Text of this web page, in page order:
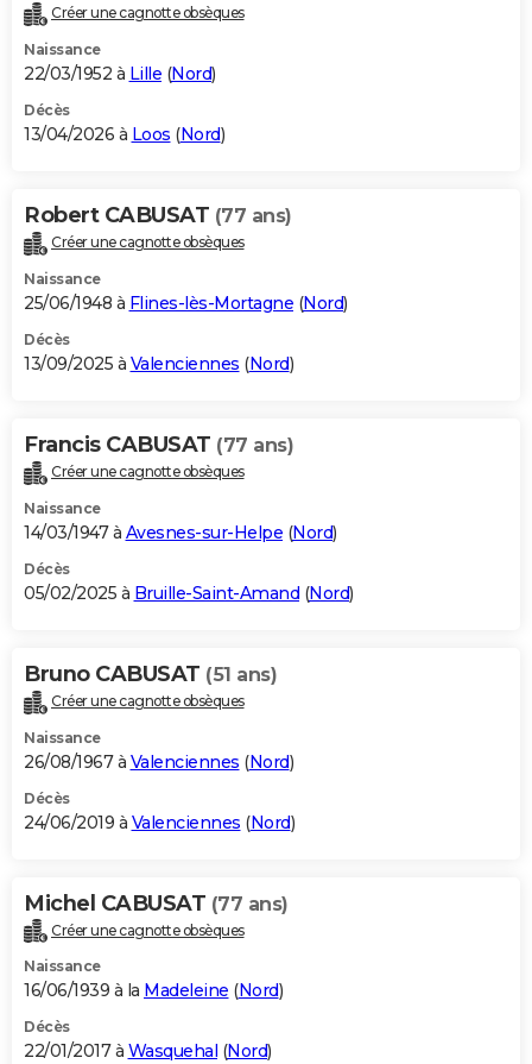
Destinations
City break
Voyage nature
Voyage de noces
Forum
Climat
+PHOTO
GUIDES D'ACHAT
BONS PLANS
Carte de Noël
Carte Bonne année
Carte Saint-Valentin
Carte Pâques
Carte d'anniversaire
DICTIONNAIRE
Dictionnaire
Biographies
Citations
Expressions
Proverbes
PROGRAMME TV
S'inscrire
Se connecter
Lycées
Collèges
Primaires
Universités
Entreprises
Service militaire
Avis de recherche
AVIS DE DÉCÈS
Bricolage
Lifestyle
Culture
Sport
Auto
Television
Voyage
Cinema
Créer une cagnotte obsèques
Naissance
22/03/1952 à Lille (Nord)
Décès
13/04/2026 à Loos (Nord)
Robert CABUSAT (77 ans)
Créer une cagnotte obsèques
Naissance
25/06/1948 à Flines-lès-Mortagne (Nord)
Décès
13/09/2025 à Valenciennes (Nord)
Francis CABUSAT (77 ans)
Créer une cagnotte obsèques
Naissance
14/03/1947 à Avesnes-sur-Helpe (Nord)
Décès
05/02/2025 à Bruille-Saint-Amand (Nord)
Bruno CABUSAT (51 ans)
Créer une cagnotte obsèques
Naissance
26/08/1967 à Valenciennes (Nord)
Décès
24/06/2019 à Valenciennes (Nord)
Michel CABUSAT (77 ans)
Créer une cagnotte obsèques
Naissance
16/06/1939 à la Madeleine (Nord)
Décès
22/01/2017 à Wasquehal (Nord)